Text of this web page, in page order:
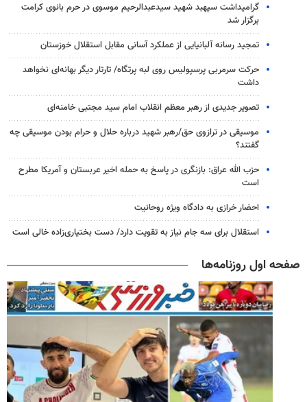
گرامیداشت سپهبد شهید سیدعبدالرحیم موسوی در حرم بانوی کرامت
برگزار شد
تمجید رسانه آلبانیایی از عملکرد آسانی مقابل استقلال خوزستان
حرکت سرمربی پرسپولیس روی لبه پرتگاه/ تارتار دیگر بهانه‌ای نخواهد
داشت
تصویر جدیدی از رهبر معظم انقلاب امام سید مجتبی خامنه‌ای
موسیقی در ترازوی حق/رهبر شهید درباره حلال و حرام بودن موسیقی چه
گفتند؟
حزب الله عراق: بازنگری در پاسخ به حمله اخیر عربستان و آمریکا مطرح
است
احضار خرازی به دادگاه ویژه روحانیت
استقلال برای سه جام نیاز به تقویت دارد/ دست بختیاری‌زاده خالی است
صفحه اول روزنامه‌ها